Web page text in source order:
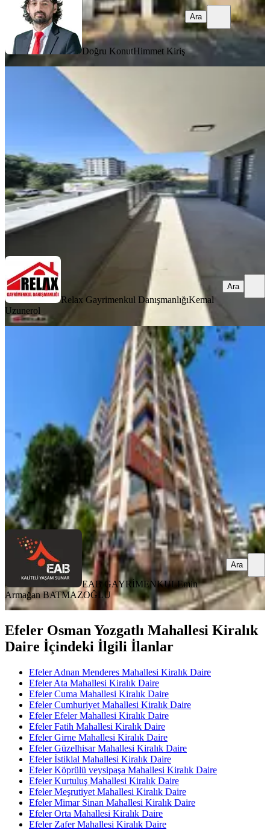
Doğru KonutHimmet Kiriş
Ara
Havuzlu Güvenlikli Site İçinde 3+1
Sıfır Daire
Efeler, Ata Mahallesi
·1. Kat
47.000 ₺
Relax Gayrimenkul DanışmanlığıKemal Uzunerol
Relax Gayrimenkul DanışmanlığıKemal
Uzunerol
Ara
Eab’den Aydın / Efeler Cumhuriyet
Mahallesi Ulukent Sitesi’nde Ferah Ve
Konforlu 3+1 Bahçe Katı
Efeler, Cumhuriyet Mahallesi
·180 m²·Bahçe katı·02.08.2026
25.000 ₺
EAB GAYRİMENKULEmin Armağan BATMAZOĞLU
Ara
EAB GAYRİMENKULEmin
Armağan BATMAZOĞLU
Ara
Efeler Osman Yozgatlı Mahallesi Kiralık
Daire İçindeki İlgili İlanlar
Efeler Adnan Menderes Mahallesi Kiralık Daire
Efeler Ata Mahallesi Kiralık Daire
Efeler Cuma Mahallesi Kiralık Daire
Efeler Cumhuriyet Mahallesi Kiralık Daire
Efeler Efeler Mahallesi Kiralık Daire
Efeler Fatih Mahallesi Kiralık Daire
Efeler Girne Mahallesi Kiralık Daire
Efeler Güzelhisar Mahallesi Kiralık Daire
Efeler İstiklal Mahallesi Kiralık Daire
Efeler Köprülü veysipaşa Mahallesi Kiralık Daire
Efeler Kurtuluş Mahallesi Kiralık Daire
Efeler Meşrutiyet Mahallesi Kiralık Daire
Efeler Mimar Sinan Mahallesi Kiralık Daire
Efeler Orta Mahallesi Kiralık Daire
Efeler Zafer Mahallesi Kiralık Daire